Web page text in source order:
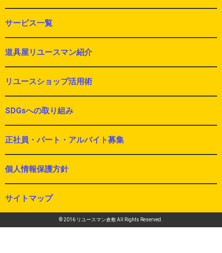
サービス一覧
道具屋リユースマン紹介
リユースショップ活用術
SDGsへの取り組み
正社員・パート・アルバイト募集
個人情報保護方針
サイトマップ
© 2016 リユースマン倉敷 All Rights Reserved.